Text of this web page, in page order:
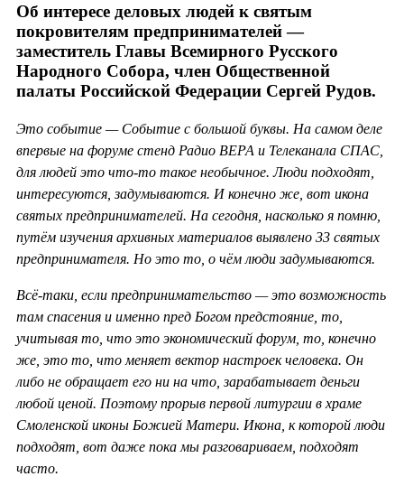
Об интересе деловых людей к святым
покровителям предпринимателей —
заместитель Главы Всемирного Русского
Народного Собора, член Общественной
палаты Российской Федерации Сергей Рудов.
Это событие — Событие с большой буквы. На самом деле
впервые на форуме стенд Радио ВЕРА и Телеканала СПАС,
для людей это что-то такое необычное. Люди подходят,
интересуются, задумываются. И конечно же, вот икона
святых предпринимателей. На сегодня, насколько я помню,
путём изучения архивных материалов выявлено 33 святых
предпринимателя. Но это то, о чём люди задумываются.
Всё-таки, если предпринимательство — это возможность
там спасения и именно пред Богом предстояние, то,
учитывая то, что это экономический форум, то, конечно
же, это то, что меняет вектор настроек человека. Он
либо не обращает его ни на что, зарабатывает деньги
любой ценой. Поэтому прорыв первой литургии в храме
Смоленской иконы Божией Матери. Икона, к которой люди
подходят, вот даже пока мы разговариваем, подходят
часто.